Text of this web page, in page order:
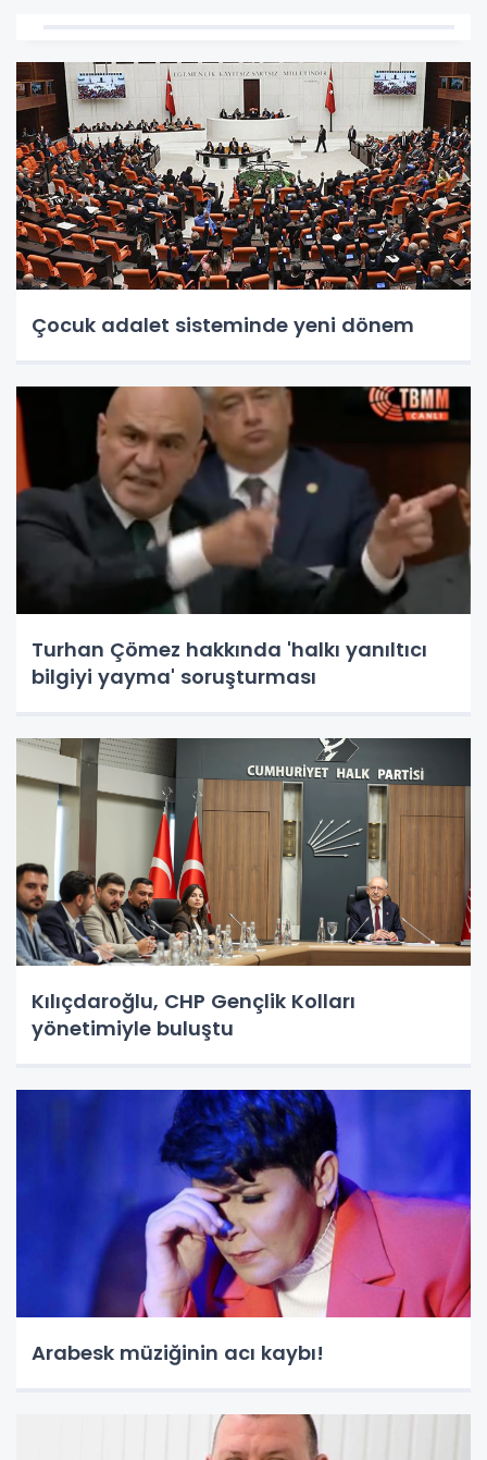
Çocuk adalet sisteminde yeni dönem
Turhan Çömez hakkında 'halkı yanıltıcı
bilgiyi yayma' soruşturması
Kılıçdaroğlu, CHP Gençlik Kolları
yönetimiyle buluştu
Arabesk müziğinin acı kaybı!